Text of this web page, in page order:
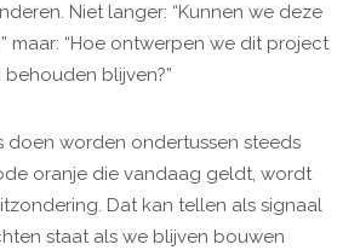
Niet langer: “Kunnen we deze
maar: “Hoe ontwerpen we dit project
blijven?”
doen worden ondertussen steeds
oranje die vandaag geldt, wordt
Dat kan tellen als signaal
staat als we blijven bouwen